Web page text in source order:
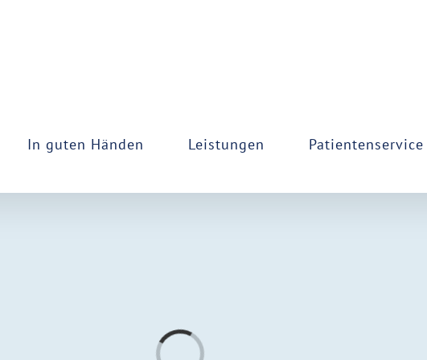
In guten Händen Leistungen Patientenservice
Loading...